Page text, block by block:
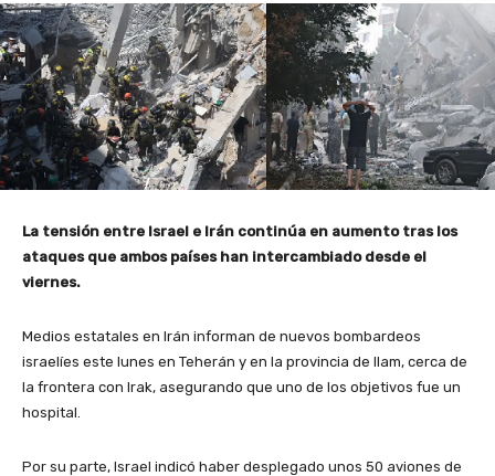
La tensión entre Israel e Irán continúa en aumento tras los
ataques que ambos países han intercambiado desde el
viernes.
Medios estatales en Irán informan de nuevos bombardeos
israelíes este lunes en Teherán y en la provincia de Ilam, cerca de
la frontera con Irak, asegurando que uno de los objetivos fue un
hospital.
Por su parte, Israel indicó haber desplegado unos 50 aviones de